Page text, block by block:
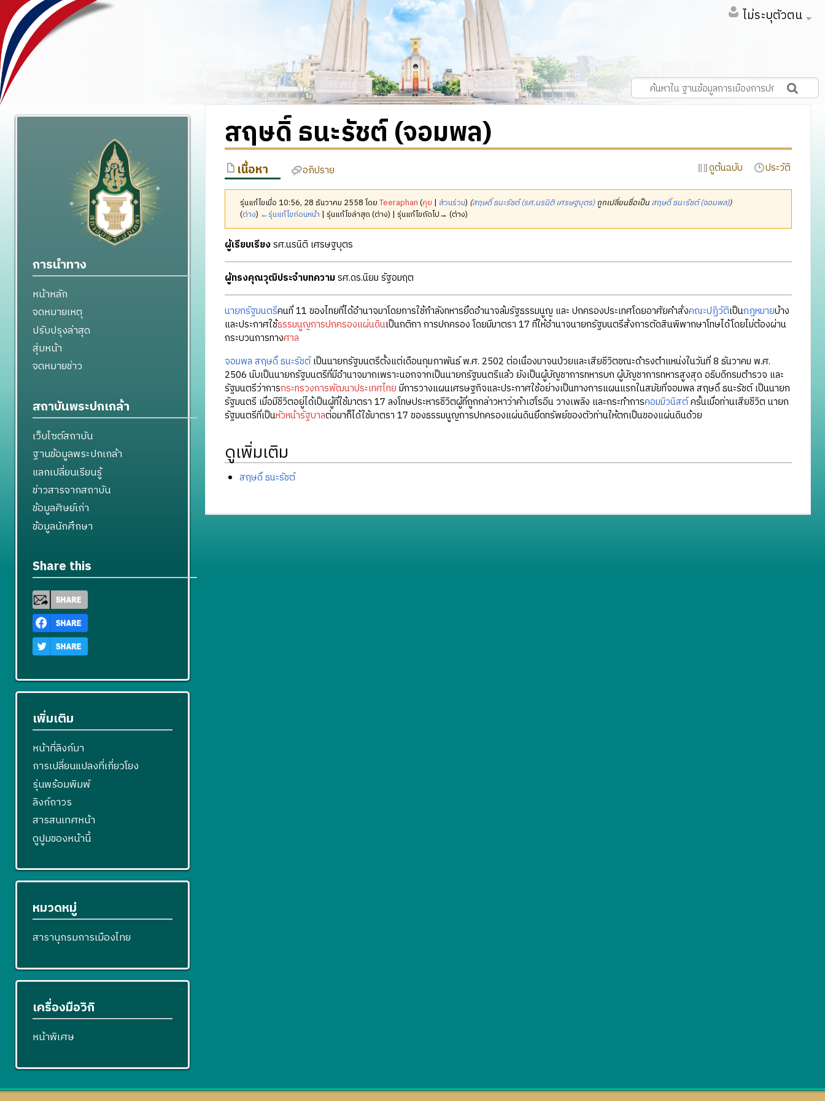
ไม่ระบุตัวตน
สฤษดิ์ ธนะรัชต์ (จอมพล)
เนื้อหา อภิปราย ดูต้นฉบับ ประวัติ
รุ่นแก้ไขเมื่อ 10:56, 28 ธันวาคม 2558 โดยTeeraphan (คุย | ส่วนร่วม) (สฤษดิ์ ธนะรัชต์ (รศ.นรนิติ เศรษฐบุตร)ถูกเปลี่ยนชื่อเป็นสฤษดิ์ ธนะรัชต์ (จอมพล))
(ต่าง) ←รุ่นแก้ไขก่อนหน้า | รุ่นแก้ไขล่าสุด (ต่าง) | รุ่นแก้ไขถัดไป→ (ต่าง)
ผู้เรียบเรียงรศ.นรนิติ เศรษฐบุตร
ผู้ทรงคุณวุฒิประจำบทความรศ.ดร.นิยม รัฐอมฤต
นายกรัฐมนตรีคนที่ 11 ของไทยที่ได้อำนาจมาโดยการใช้กำลังทหารยึดอำนาจล้มรัฐธรรมนูญ และ ปกครองประเทศโดยอาศัยคำสั่งคณะปฏิวัติเป็นกฎหมายบ้าง
และประกาศใช้ธรรมนูญการปกครองแผ่นดินเป็นกติกา การปกครอง โดยมีมาตรา 17 ที่ให้อำนาจนายกรัฐมนตรีสั่งการตัดสินพิพากษาโทษได้โดยไม่ต้องผ่าน
กระบวนการทางศาล
จอมพล สฤษดิ์ ธนะรัชต์เป็นนายกรัฐมนตรีตั้งแต่เดือนกุมภาพันธ์ พ.ศ. 2502 ต่อเนื่องมาจนป่วยและเสียชีวิตขณะดำรงตำแหน่งในวันที่ 8 ธันวาคม พ.ศ.
2506 นับเป็นนายกรัฐมนตรีที่มีอำนาจมากเพราะนอกจากเป็นนายกรัฐมนตรีแล้ว ยังเป็นผู้บัญชาการทหารบก ผู้บัญชาการทหารสูงสุด อธิบดีกรมตำรวจ และ
รัฐมนตรีว่าการกระทรวงการพัฒนาประเทศไทย มีการวางแผนเศรษฐกิจและประกาศใช้อย่างเป็นทางการแผนแรกในสมัยที่จอมพล สฤษดิ์ ธนะรัชต์ เป็นนายก
รัฐมนตรี เมื่อมีชีวิตอยู่ได้เป็นผู้ที่ใช้มาตรา 17 ลงโทษประหารชีวิตผู้ที่ถูกกล่าวหาว่าค้าเฮโรอีน วางเพลิง และกระทำการคอมมิวนิสต์ครั้นเมื่อท่านเสียชีวิต นายก
รัฐมนตรีที่เป็นหัวหน้ารัฐบาลต่อมาก็ได้ใช้มาตรา 17 ของธรรมนูญการปกครองแผ่นดินยึดทรัพย์ของตัวท่านให้ตกเป็นของแผ่นดินด้วย
ดูเพิ่มเติม
สฤษดิ์ ธนะรัชต์
การนำทาง
หน้าหลัก
จดหมายเหตุ
ปรับปรุงล่าสุด
สุ่มหน้า
จดหมายข่าว
สถาบันพระปกเกล้า
เว็บไซต์สถาบัน
ฐานข้อมูลพระปกเกล้า
แลกเปลี่ยนเรียนรู้
ข่าวสารจากสถาบัน
ข้อมูลศิษย์เก่า
ข้อมูลนักศึกษา
Share this
เพิ่มเติม
หน้าที่ลิงก์มา
การเปลี่ยนแปลงที่เกี่ยวโยง
รุ่นพร้อมพิมพ์
ลิงก์ถาวร
สารสนเทศหน้า
ดูปูมของหน้านี้
หมวดหมู่
สารานุกรมการเมืองไทย
เครื่องมือวิกิ
หน้าพิเศษ